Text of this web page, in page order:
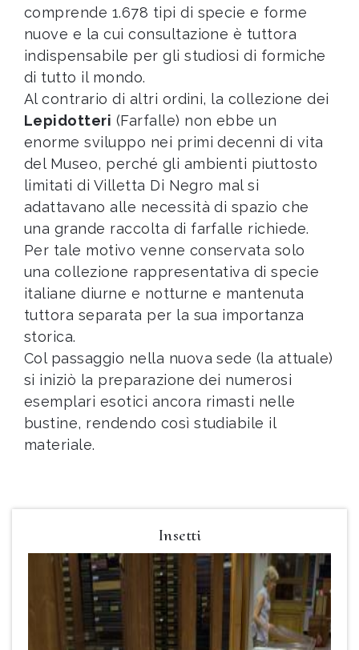
comprende 1.678 tipi di specie e forme
nuove e la cui consultazione è tuttora
indispensabile per gli studiosi di formiche
di tutto il mondo.
Al contrario di altri ordini, la collezione dei
Lepidotteri (Farfalle) non ebbe un
enorme sviluppo nei primi decenni di vita
del Museo, perché gli ambienti piuttosto
limitati di Villetta Di Negro mal si
adattavano alle necessità di spazio che
una grande raccolta di farfalle richiede.
Per tale motivo venne conservata solo
una collezione rappresentativa di specie
italiane diurne e notturne e mantenuta
tuttora separata per la sua importanza
storica.
Col passaggio nella nuova sede (la attuale)
si iniziò la preparazione dei numerosi
esemplari esotici ancora rimasti nelle
bustine, rendendo così studiabile il
materiale.
Insetti